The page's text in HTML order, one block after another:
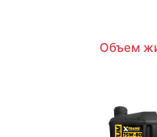
Объем